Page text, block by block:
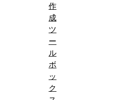
作
成
ツ
ー
ル
ボ
ッ
ク